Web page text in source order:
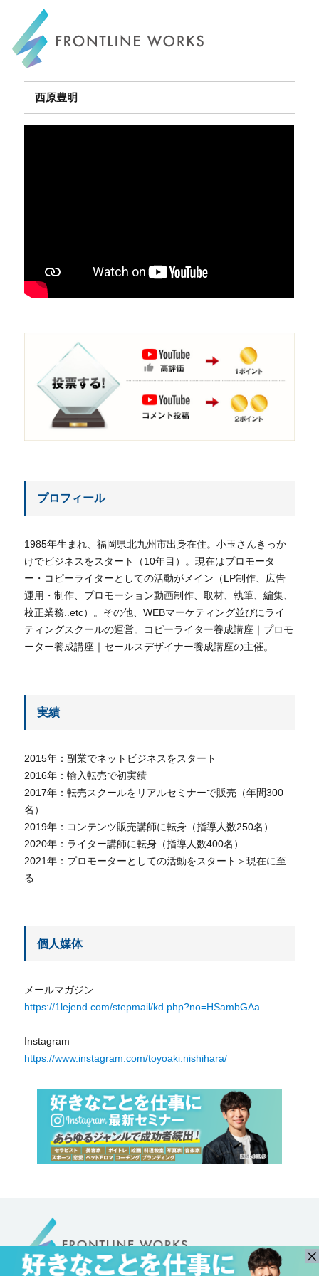
FRONTLINE WORKS
西原豊明
プロフィール
1985年生まれ、福岡県北九州市出身在住。小玉さんきっか
けでビジネスをスタート（10年目）。現在はプロモータ
ー・コピーライターとしての活動がメイン（LP制作、広告
運用・制作、プロモーション動画制作、取材、執筆、編集、
校正業務..etc）。その他、WEBマーケティング並びにライ
ティングスクールの運営。コピーライター養成講座｜プロモ
ーター養成講座｜セールスデザイナー養成講座の主催。
実績
2015年：副業でネットビジネスをスタート
2016年：輸入転売で初実績
2017年：転売スクールをリアルセミナーで販売（年間300
名）
2019年：コンテンツ販売講師に転身（指導人数250名）
2020年：ライター講師に転身（指導人数400名）
2021年：プロモーターとしての活動をスタート＞現在に至
る
個人媒体
メールマガジン
https://1lejend.com/stepmail/kd.php?no=HSambGAa
Instagram
https://www.instagram.com/toyoaki.nishihara/